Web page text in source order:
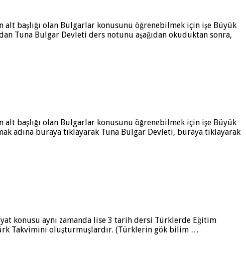
alt başlığı olan Bulgarlar konusunu öğrenebilmek için işe Büyük
Tuna Bulgar Devleti ders notunu aşağıdan okuduktan sonra,
alt başlığı olan Bulgarlar konusunu öğrenebilmek için işe Büyük
adına buraya tıklayarak Tuna Bulgar Devleti, buraya tıklayarak
konusu aynı zamanda lise 3 tarih dersi Türklerde Eğitim
Takvimini oluşturmuşlardır. (Türklerin gök bilim …